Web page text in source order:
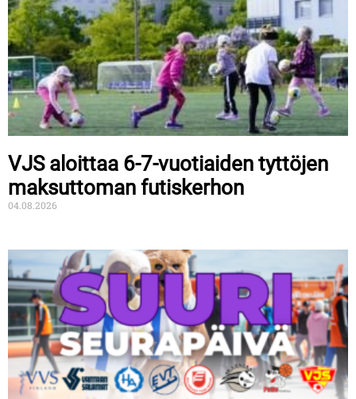
VJS aloittaa 6-7-vuotiaiden tyttöjen
maksuttoman futiskerhon
04.08.2026